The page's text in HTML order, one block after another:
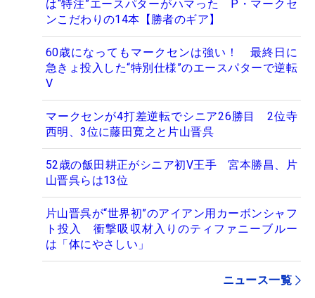
は“特注”エースパターがハマった P・マークセ
ンこだわりの14本【勝者のギア】
60歳になってもマークセンは強い！ 最終日に
急きょ投入した“特別仕様”のエースパターで逆転
V
マークセンが4打差逆転でシニア26勝目 2位寺
西明、3位に藤田寛之と片山晋呉
52歳の飯田耕正がシニア初V王手 宮本勝昌、片
山晋呉らは13位
片山晋呉が“世界初”のアイアン用カーボンシャフ
ト投入 衝撃吸収材入りのティファニーブルー
は「体にやさしい」
ニュース一覧